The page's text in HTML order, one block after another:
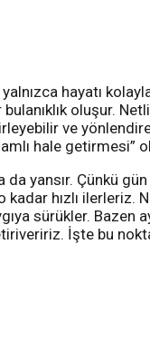
hayatı
oluşur.
ve
hale getirmesi”
yansır. Çünkü
hızlı ilerleriz.
sürükler.
İşte bu